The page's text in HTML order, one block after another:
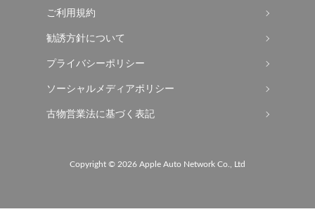
ご利用規約
勧誘方針について
プライバシーポリシー
ソーシャルメディアポリシー
古物営業法に基づく表記
Copyright © 2026 Apple Auto Network Co., Ltd